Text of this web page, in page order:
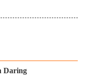
Daring